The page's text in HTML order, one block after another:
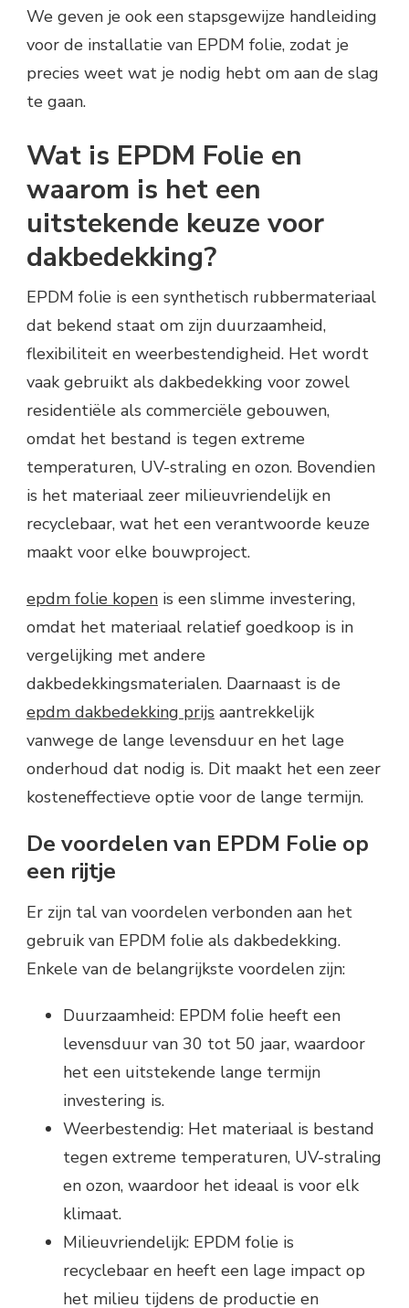
We geven je ook een stapsgewijze handleiding
voor de installatie van EPDM folie, zodat je
precies weet wat je nodig hebt om aan de slag
te gaan.
Wat is EPDM Folie en
waarom is het een
uitstekende keuze voor
dakbedekking?
EPDM folie is een synthetisch rubbermateriaal
dat bekend staat om zijn duurzaamheid,
flexibiliteit en weerbestendigheid. Het wordt
vaak gebruikt als dakbedekking voor zowel
residentiële als commerciële gebouwen,
omdat het bestand is tegen extreme
temperaturen, UV-straling en ozon. Bovendien
is het materiaal zeer milieuvriendelijk en
recyclebaar, wat het een verantwoorde keuze
maakt voor elke bouwproject.
epdm folie kopen is een slimme investering,
omdat het materiaal relatief goedkoop is in
vergelijking met andere
dakbedekkingsmaterialen. Daarnaast is de
epdm dakbedekking prijs aantrekkelijk
vanwege de lange levensduur en het lage
onderhoud dat nodig is. Dit maakt het een zeer
kosteneffectieve optie voor de lange termijn.
De voordelen van EPDM Folie op
een rijtje
Er zijn tal van voordelen verbonden aan het
gebruik van EPDM folie als dakbedekking.
Enkele van de belangrijkste voordelen zijn:
Duurzaamheid: EPDM folie heeft een
levensduur van 30 tot 50 jaar, waardoor
het een uitstekende lange termijn
investering is.
Weerbestendig: Het materiaal is bestand
tegen extreme temperaturen, UV-straling
en ozon, waardoor het ideaal is voor elk
klimaat.
Milieuvriendelijk: EPDM folie is
recyclebaar en heeft een lage impact op
het milieu tijdens de productie en